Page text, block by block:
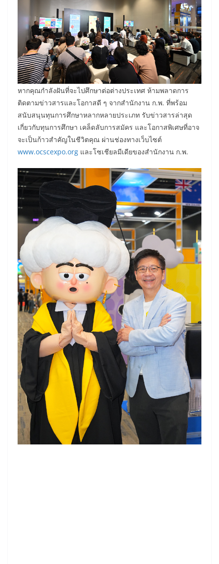
หากคุณกำลังฝันที่จะไปศึกษาต่อต่างประเทศ ห้ามพลาดการ
ติดตามข่าวสารและโอกาสดี ๆ จากสำนักงาน ก.พ. ที่พร้อม
สนับสนุนทุนการศึกษาหลากหลายประเภท รับข่าวสารล่าสุด
เกี่ยวกับทุนการศึกษา เคล็ดลับการสมัคร และโอกาสพิเศษที่อาจ
จะเป็นก้าวสำคัญในชีวิตคุณ ผ่านช่องทางเว็บไซต์
www.ocscexpo.org และโซเชียลมีเดียของสำนักงาน ก.พ.